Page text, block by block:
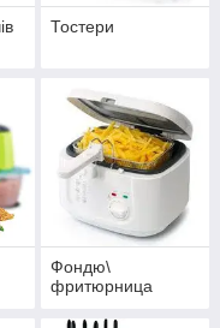
Тостери
Фондю\
фритюрница